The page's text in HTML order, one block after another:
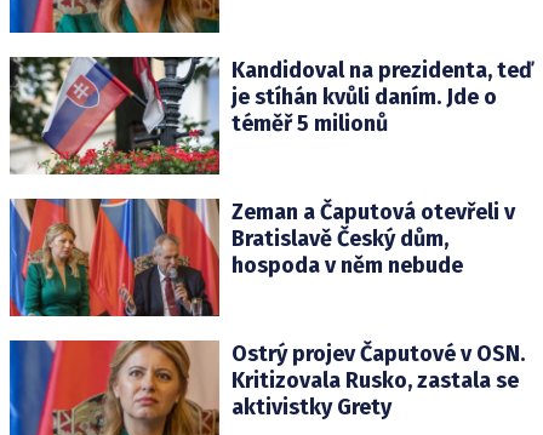
Kandidoval na prezidenta, teď
je stíhán kvůli daním. Jde o
téměř 5 milionů
Zeman a Čaputová otevřeli v
Bratislavě Český dům,
hospoda v něm nebude
Ostrý projev Čaputové v OSN.
Kritizovala Rusko, zastala se
aktivistky Grety